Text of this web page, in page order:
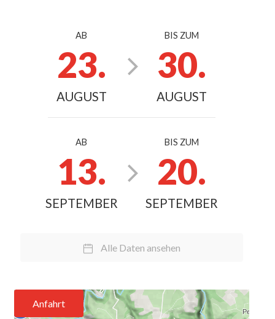
AB
23.
AUGUST
BIS ZUM
30.
AUGUST
AB
13.
SEPTEMBER
BIS ZUM
20.
SEPTEMBER
Alle Daten ansehen
Anfahrt